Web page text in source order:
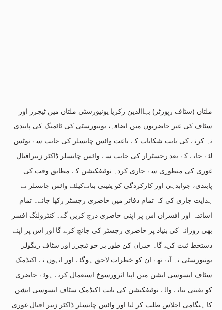
ملتان (سٹاف رپورٹر) بہاالدین زکریا یونیورسٹی ملتان میں ٹیچرز اور
سٹاف کی غیر حاضریوں میں اضافہ، یونیورسٹی کی ٹائمنگ کی پابندی
نہ کرنے کی بابت شکایات کے باعث وائس چانسلر کی جانب سے نوٹس
لئے جانے کے بعد رجسٹرار کی جانب سے وائس چانسلر ڈاکٹر زبیراقبال
غوری کی منظوری سے جاری کردہ نوٹیفکیشن کے مطابق وقت کی
پابندی، جوابدہی اور کارکردگی کو یقینی بنانےکیلئے وائس چانسلر نے
ہدایت جاری کی کہ تمام دفاتر میں حاضری رجسٹر رکھا جائے۔ تمام
اساتذہ اور افسران اس پر اپنی حاضری درج کریں گے۔ کنٹرولنگ افسر
بھی روزانہ کی بنیاد پر حاضری رجسٹر کی جانچ کرے گا اور اس پر اپنے
دستخط ثبت کرے گا۔ حیران کن طور پر جو ٹیچرز اور سٹاف ریگولر
یونیورسٹی نہ آتے تھے ان کو خطرات لاحق ہوگئے اور انہوں نے اکیڈمک
سٹاف ایسوسی ایشن میں اپنا اثرورسوخ استعمال کرتے ہوئے حاضری
کو یقینی بنانے والے نوٹیفکیشن کی بابت اکیڈمک سٹاف ایسوسی ایشن
کا ہنگامی اجلاس طلب کر لیا اور وائس چانسلر ڈاکٹر زبیر اقبال غوری